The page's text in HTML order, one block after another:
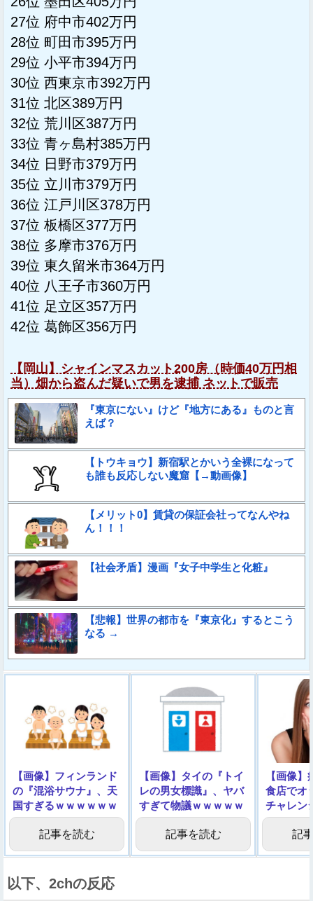
27位 府中市402万円
28位 町田市395万円
29位 小平市394万円
30位 西東京市392万円
31位 北区389万円
32位 荒川区387万円
33位 青ヶ島村385万円
34位 日野市379万円
35位 立川市379万円
36位 江戸川区378万円
37位 板橋区377万円
38位 多摩市376万円
39位 東久留米市364万円
40位 八王子市360万円
41位 足立区357万円
42位 葛飾区356万円
【岡山】シャインマスカット200房（時価40万円相
当）畑から盗んだ疑いで男を逮捕 ネットで販売
『東京にない』けど『地方にある』ものと言
えば？
【トウキョウ】新宿駅とかいう全裸になって
も誰も反応しない魔窟【→動画像】
【メリット0】賃貸の保証会社ってなんやね
ん！！！
【社会矛盾】漫画『女子中学生と化粧』
【悲報】世界の都市を『東京化』するとこう
なる →
【画像】フィンランド
の『混浴サウナ』、天
国すぎるｗｗｗｗｗｗ
ｗ
記事を読む
【画像】タイの『トイ
レの男女標識』、ヤバ
すぎて物議ｗｗｗｗｗ
ｗｗ
記事を読む
【画像
食店でオ
チャレン
記
以下、2chの反応